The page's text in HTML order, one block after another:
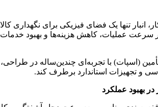
انبار تنها یک فضای فیزیکی برای
سرعت عملیات، کاهش هزینه‌ها و بهبود خدمات
(اسپات) با تجربه‌ای چندین‌ساله در
و تجهیزات استاندارد برطرف کند.
در بهبود عملکرد